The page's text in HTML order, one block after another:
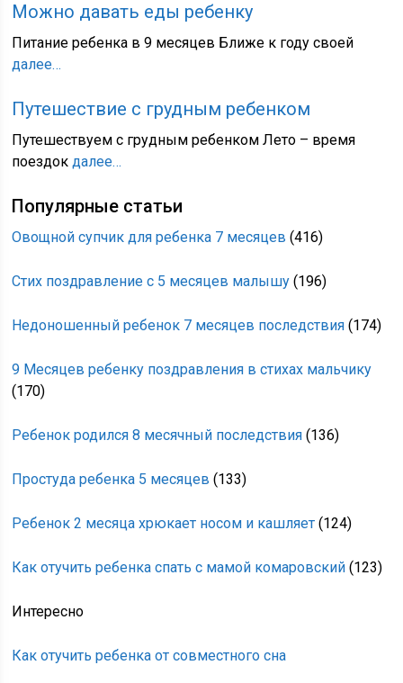
Можно давать еды ребенку
Питание ребенка в 9 месяцев Ближе к году своей
далее…
Путешествие с грудным ребенком
Путешествуем с грудным ребенком Лето – время
поездокдалее…
Популярные статьи
Овощной супчик для ребенка 7 месяцев (416)
Стих поздравление с 5 месяцев малышу (196)
Недоношенный ребенок 7 месяцев последствия (174)
9 Месяцев ребенку поздравления в стихах мальчику
(170)
Ребенок родился 8 месячный последствия (136)
Простуда ребенка 5 месяцев (133)
Ребенок 2 месяца хрюкает носом и кашляет (124)
Как отучить ребенка спать с мамой комаровский (123)
Интересно
Как отучить ребенка от совместного сна